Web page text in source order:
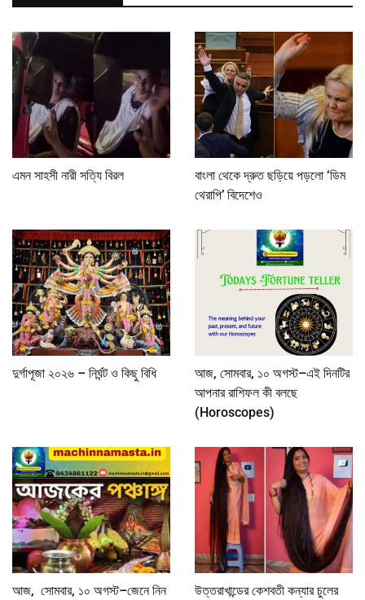
এমন সাহসী নারী সত্যি বিরল
বাংলা থেকে দ্রুত ছড়িয়ে পড়লো ‘ডিম
থেরাপি’ বিদেশেও
দুর্গাপূজা ২০২৬ – নির্ঘন্ট ও কিছু বিধি
আজ, সোমবার, ১০ অগস্ট–এই দিনটির
আপনার রাশিফল কী বলছে
(Horoscopes)
আজ, সোমবার, ১০ অগস্ট–জেনে নিন
উত্তরাখান্ডের কেশবতী কন্যার চুলের